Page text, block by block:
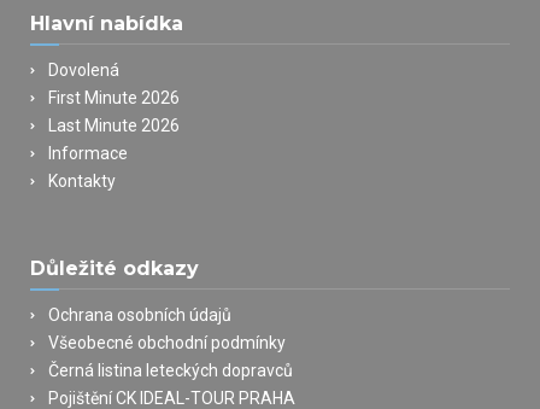
Hlavní nabídka
Dovolená
First Minute 2026
Last Minute 2026
Informace
Kontakty
Důležité odkazy
Ochrana osobních údajů
Všeobecné obchodní podmínky
Černá listina leteckých dopravců
Pojištění CK IDEAL-TOUR PRAHA